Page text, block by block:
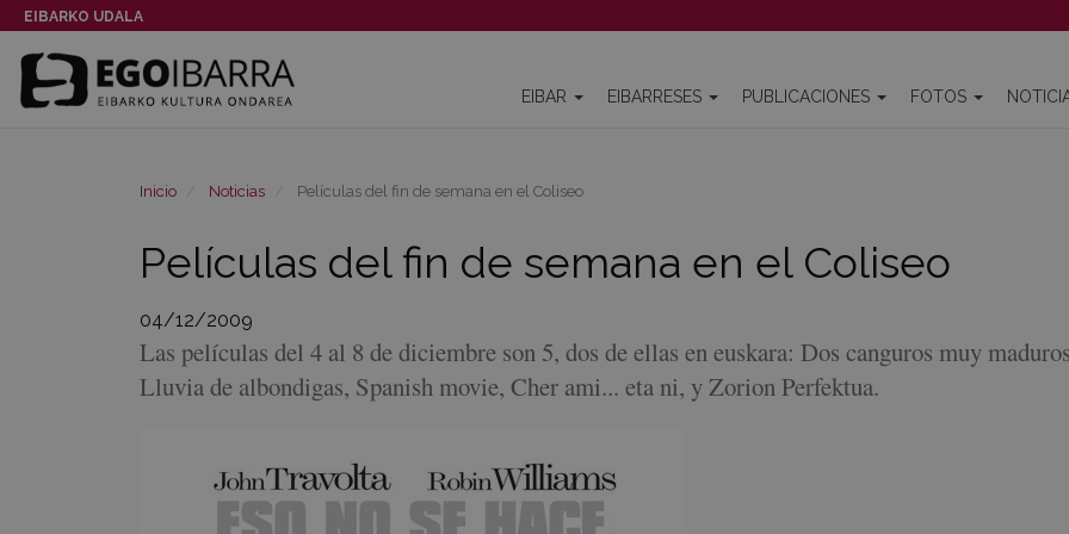
EIBARKO UDALA
EIBAR EIBARRESES PUBLICACIONES FOTOS
Inicio Noticias Películas del fin de semana en el Coliseo
Películas del fin de semana en el Coliseo
04/12/2009
Las películas del 4 al 8 de diciembre son 5, dos de ellas en euskara: Dos canguros muy
Lluvia de albondigas, Spanish movie, Cher ami... eta ni, y Zorion Perfektua.